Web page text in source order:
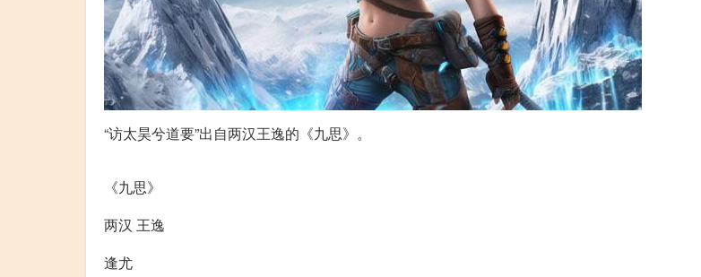
“访太昊兮道要”出自两汉王逸的《九思》。
《九思》
两汉 王逸
逢尤